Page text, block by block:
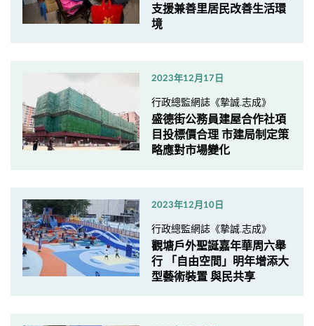
支援兼善里居民改善生活環
境
2023年12月17日
行政總監網誌《摯誠.志成》
盛德街公務員建屋合作社項
目投標價合理 市建局制定策
略應對市場變化
2023年12月10日
行政總監網誌《摯誠.志成》
觀塘戶外聖誕嘉年華周六舉
行 「自由空間」明年增添大
型藝術裝置 與民共享